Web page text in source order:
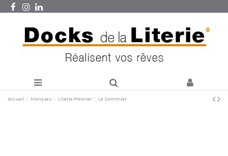
Accueil Marques Literie Premier Le Sommier